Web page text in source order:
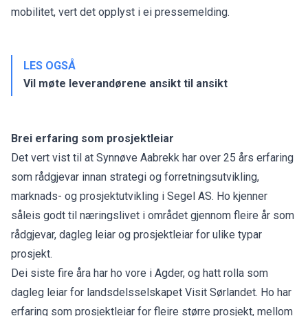
mobilitet, vert det opplyst i ei pressemelding.
LES OGSÅ
Vil møte leverandørene ansikt til ansikt
Brei erfaring som prosjektleiar
Det vert vist til at Synnøve Aabrekk har over 25 års erfaring
som rådgjevar innan strategi og forretningsutvikling,
marknads- og prosjektutvikling i Segel AS. Ho kjenner
såleis godt til næringslivet i området gjennom fleire år som
rådgjevar, dagleg leiar og prosjektleiar for ulike typar
prosjekt.
Dei siste fire åra har ho vore i Agder, og hatt rolla som
dagleg leiar for landsdelsselskapet Visit Sørlandet. Ho har
erfaring som prosjektleiar for fleire større prosjekt, mellom